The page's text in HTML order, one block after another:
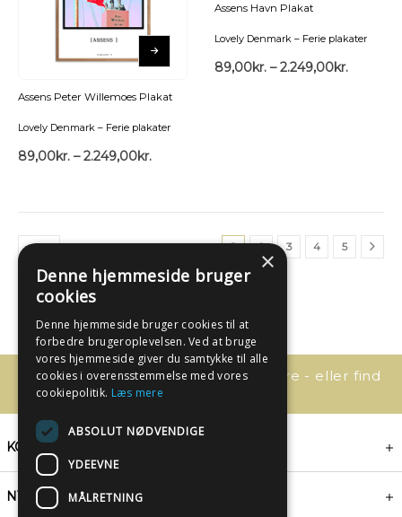
Assens Peter Willemoes Plakat
Lovely Denmark – Ferie plakater
89,00kr. – 2.249,00kr.
Assens Havn Plakat
Lovely Denmark – Ferie plakater
89,00kr. – 2.249,00kr.
1 2 3 4 5
Har du spørgsmål, så kontakt os bare - eller find
svaret her:
KONTAKT
NYHEDSBREV
×
Denne hjemmeside bruger
cookies
Denne hjemmeside bruger cookies til at
forbedre brugeroplevelsen. Ved at bruge
vores hjemmeside giver du samtykke til alle
cookies i overensstemmelse med vores
cookiepolitik. Læs mere
ABSOLUT NØDVENDIGE
YDEEVNE
MÅLRETNING